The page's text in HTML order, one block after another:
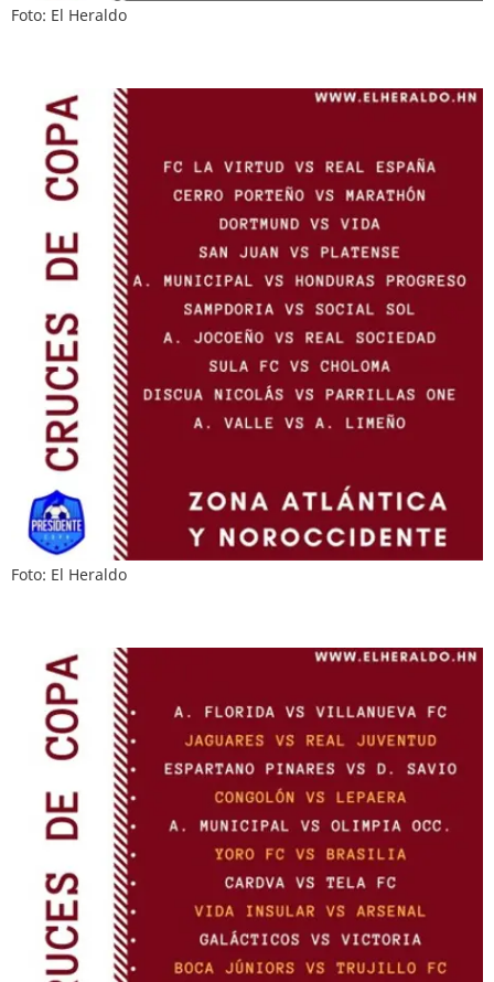
Foto: El Heraldo
Foto: El Heraldo